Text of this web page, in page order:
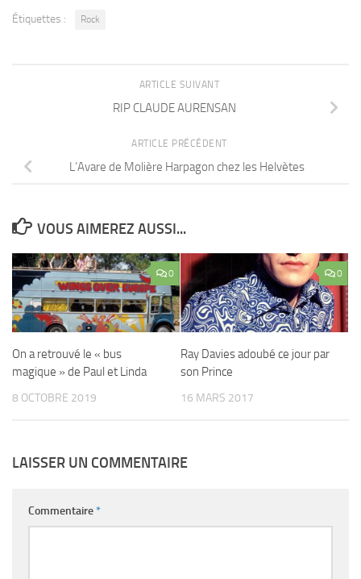
Étiquettes : Rock
ARTICLE SUIVANT
RIP CLAUDE AURENSAN
ARTICLE PRÉCÉDENT
L’Avare de Molière Harpagon chez les Helvètes
VOUS AIMEREZ AUSSI...
0
On a retrouvé le « bus
magique » de Paul et Linda
8 OCTOBRE 2019
0
Ray Davies adoubé ce jour par
son Prince
16 MARS 2017
LAISSER UN COMMENTAIRE
Commentaire*